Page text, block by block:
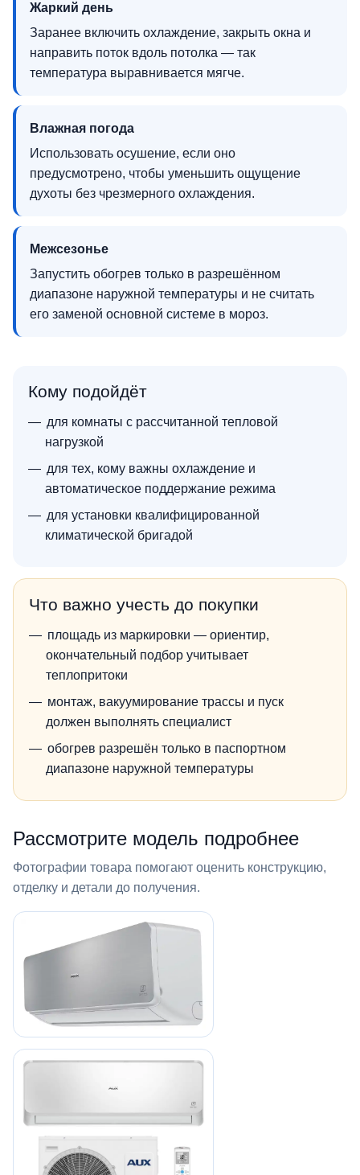
Жаркий день
Заранее включить охлаждение, закрыть окна и
направить поток вдоль потолка — так
температура выравнивается мягче.
Влажная погода
Использовать осушение, если оно
предусмотрено, чтобы уменьшить ощущение
духоты без чрезмерного охлаждения.
Межсезонье
Запустить обогрев только в разрешённом
диапазоне наружной температуры и не считать
его заменой основной системе в мороз.
Кому подойдёт
для комнаты с рассчитанной тепловой
нагрузкой
для тех, кому важны охлаждение и
автоматическое поддержание режима
для установки квалифицированной
климатической бригадой
Что важно учесть до покупки
площадь из маркировки — ориентир,
окончательный подбор учитывает
теплопритоки
монтаж, вакуумирование трассы и пуск
должен выполнять специалист
обогрев разрешён только в паспортном
диапазоне наружной температуры
Рассмотрите модель подробнее
Фотографии товара помогают оценить конструкцию,
отделку и детали до получения.